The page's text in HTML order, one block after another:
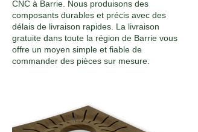
CNC à Barrie. Nous produisons des
composants durables et précis avec des
délais de livraison rapides. La livraison
gratuite dans toute la région de Barrie vous
offre un moyen simple et fiable de
commander des pièces sur mesure.